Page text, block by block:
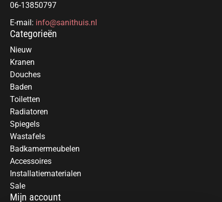
06-13850797
E-mail: info@sanithuis.nl
Categorieën
Nieuw
Kranen
Douches
Baden
Toiletten
Radiatoren
Spiegels
Wastafels
Badkamermeubelen
Accessoires
Installatiematerialen
Sale
Mijn account